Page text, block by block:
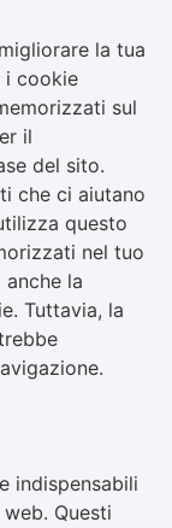
la tua
i cookie
sul
il
del sito.
che ci aiutano
questo
nel tuo
la
Tuttavia, la
indispensabili
Questi